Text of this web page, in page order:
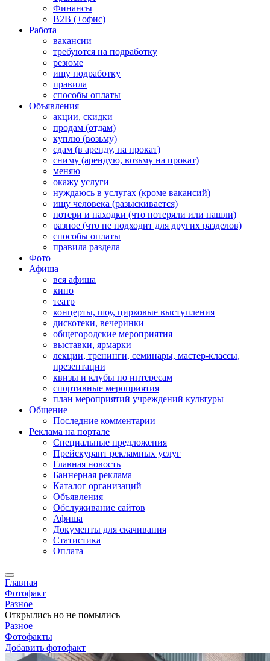
Финансы
B2B (+офис)
Работа
вакансии
требуются на подработку
резюме
ищу подработку
правила
способы оплаты
Объявления
акции, скидки
продам (отдам)
куплю (возьму)
сдам (в аренду, на прокат)
сниму (арендую, возьму на прокат)
меняю
окажу услуги
нуждаюсь в услугах (кроме вакансий)
ищу человека (разыскивается)
потери и находки (что потеряли или нашли)
разное (что не подходит для других разделов)
способы оплаты
правила раздела
Фото
Афиша
вся афиша
кино
театр
концерты, шоу, цирковые выступления
дискотеки, вечеринки
общегородские мероприятия
выставки, ярмарки
лекции, тренинги, семинары, мастер-классы,
презентации
квизы и клубы по интересам
спортивные мероприятия
план мероприятий учреждений культуры
Общение
Последние комментарии
Реклама на портале
Специальные предложения
Прейскурант рекламных услуг
Главная новость
Баннерная реклама
Каталог организаций
Объявления
Обслуживание сайтов
Афиша
Документы для скачивания
Статистика
Оплата
Главная
Фотофакт
Разное
Открылись но не помылись
Разное
Фотофакты
Добавить фотофакт